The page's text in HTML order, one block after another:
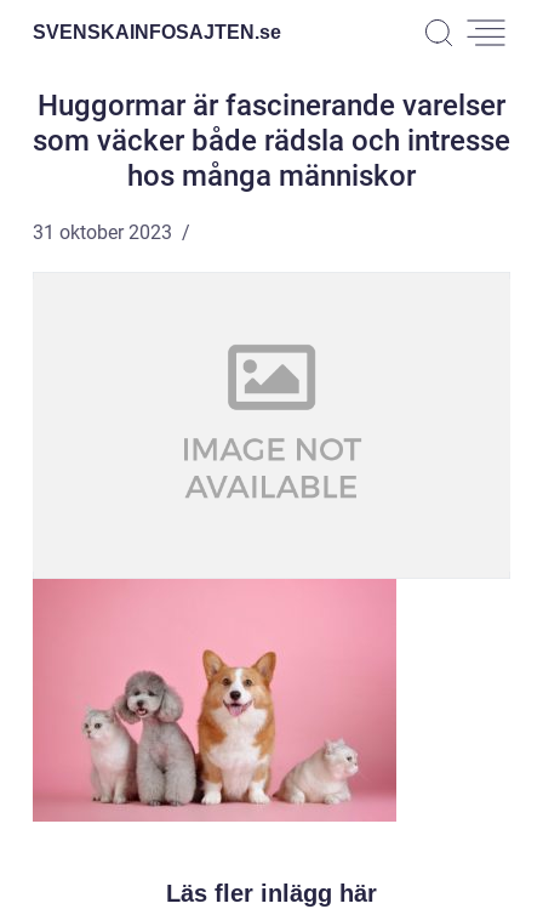
SVENSKAINFOSAJTEN.se
Huggormar är fascinerande varelser
som väcker både rädsla och intresse
hos många människor
31 oktober 2023
Läs fler inlägg här